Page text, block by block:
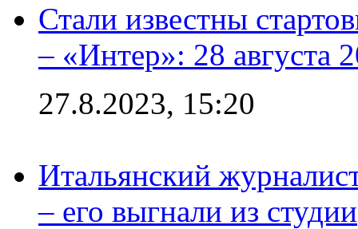
Стали известны
– «Интер»: 28 августа
27.8.2023, 15:20
Итальянский
– его выгнали из студии